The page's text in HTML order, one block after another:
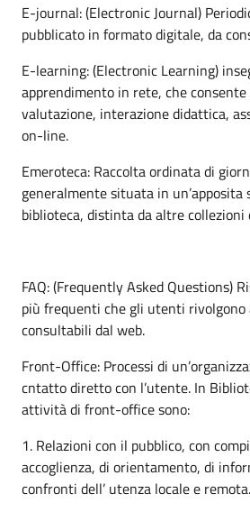
E-journal: (Electronic Journal)
pubblicato in formato digitale, da
E-learning: (Electronic Learning)
apprendimento in rete, che
valutazione, interazione didattica,
on-line.
Emeroteca: Raccolta ordinata di
generalmente situata in un’apposita
biblioteca, distinta da altre
FAQ: (Frequently Asked Questions)
più frequenti che gli utenti rivolgono
consultabili dal web.
Front-Office: Processi di
cntatto diretto con l’utente. In
attività di front-office sono:
1. Relazioni con il pubblico, con
accoglienza, di orientamento, di
confronti dell’ utenza locale e remota.